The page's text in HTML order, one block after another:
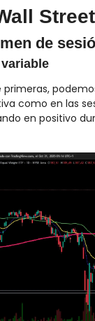
de
primeras,
como en las
en positivo